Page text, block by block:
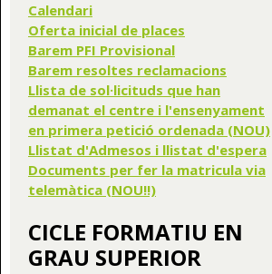
Calendari
Oferta inicial de places
Barem PFI Provisional
Barem resoltes reclamacions
Llista de sol·licituds que han
demanat el centre i l'ensenyament
en primera petició ordenada (NOU)
Llistat d'Admesos i llistat d'espera
Documents per fer la matricula via
telemàtica (NOU!!)
CICLE FORMATIU EN
GRAU SUPERIOR